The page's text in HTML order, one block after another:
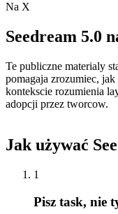
Na X
Seedream 5.0
Te publiczne materialy
pomagaja zrozumiec,
kontekscie rozumienia
adopcji przez tworcow.
Jak używać
1
Pisz task, nie